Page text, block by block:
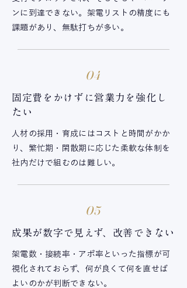
ンに到達できない。架電リストの精度にも
課題があり、無駄打ちが多い。
04
固定費をかけずに営業力を強化し
たい
人材の採用・育成にはコストと時間がかか
り、繁忙期・閑散期に応じた柔軟な体制を
社内だけで組むのは難しい。
05
成果が数字で見えず、改善できない
架電数・接続率・アポ率といった指標が可
視化されておらず、何が良くて何を直せば
よいのかが判断できない。